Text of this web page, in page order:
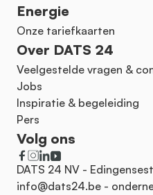
Energie
Onze tariefkaarten
Over DATS 24
Veelgestelde vragen &
Jobs
Inspiratie & begeleiding
Pers
Volg ons
DATS 24 NV -
info@dats24.be -